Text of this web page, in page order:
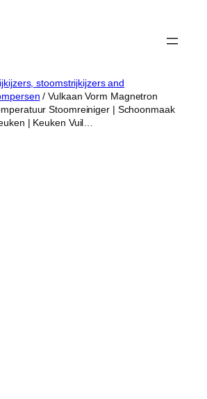
stoomstrijkijzers and
/ Vulkaan Vorm Magnetron
Stoomreiniger | Schoonmaak
| Keuken Vuil…